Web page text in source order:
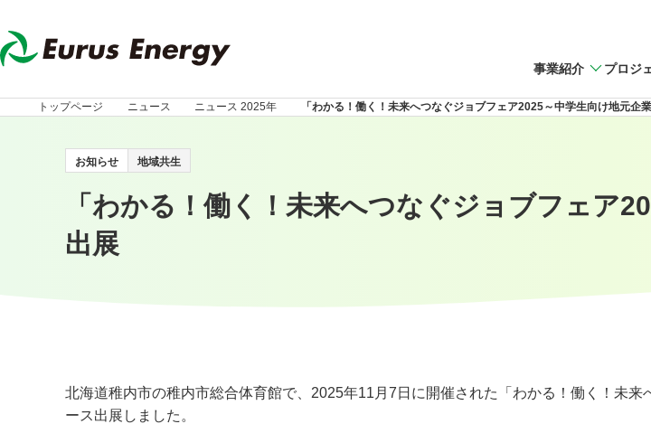
事業紹介 プロジ
トップページ ニュース ニュース 2025年 「わかる！働く！未来へつなぐジョブフェア2025～中学生向け地元企
お知らせ 地域共生
「わかる！働く！未来へつなぐジョブフェア
出展
北海道稚内市の稚内市総合体育館で、2025年11月7日に開催された「わかる！働く！未
ース出展しました。